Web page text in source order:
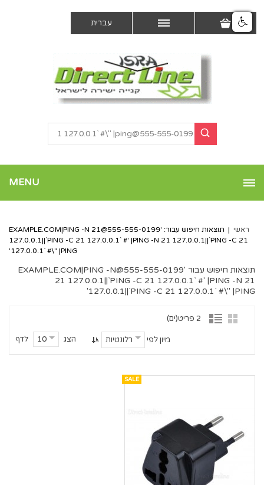
עברית
MENU
ראשי | תוצאות חיפוש עבור: '555-555-0199@EXAMPLE.COM
|PING -N 21
127.0.0.1||`PING -C 21 127.0.0.1` #' |PING -N 21 127.0.0.1||`PING -C 21
127.0.0.1` #\" |PING'
תוצאות חיפוש עבור '555-555-0199@EXAMPLE.COM
|PING -N
21 127.0.0.1||`PING -C 21 127.0.0.1` #' |PING -N 21
127.0.0.1||`PING -C 21 127.0.0.1` #\" |PING'
2 פריט(ים)
הצג 10 לדף מיון לפי רלונטיות
SALE